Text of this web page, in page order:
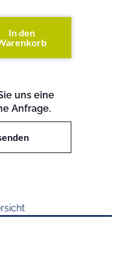
In den
uns eine
Anfrage.